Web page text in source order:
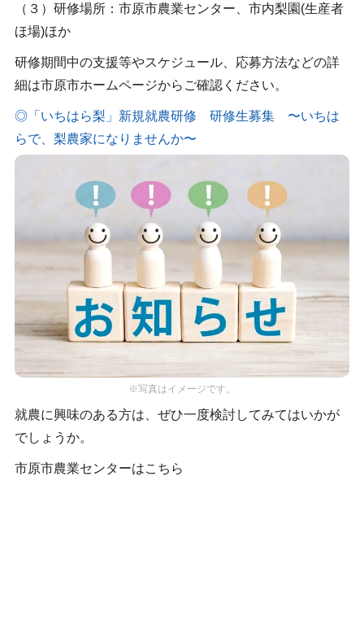
（３）研修場所：市原市農業センター、市内梨園(生産者
ほ場)ほか
研修期間中の支援等やスケジュール、応募方法などの詳
細は市原市ホームページからご確認ください。
◎「いちはら梨」新規就農研修 研修生募集 〜いちは
らで、梨農家になりませんか〜
※写真はイメージです。
就農に興味のある方は、ぜひ一度検討してみてはいかが
でしょうか。
市原市農業センターはこちら